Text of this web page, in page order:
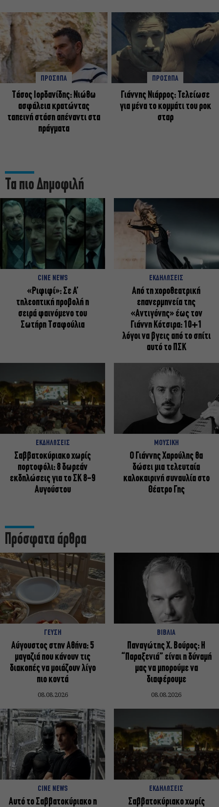
ΠΡΟΣΩΠΑ
Tάσος Ιορδανίδης: Νιώθω
ασφάλεια κρατώντας
ταπεινή στάση απέναντι στα
πράγματα
ΠΡΟΣΩΠΑ
Γιάννης Νιάρρος: Τελείωσε
για μένα το κομμάτι του ροκ
σταρ
Τα πιο Δημοφιλή
CINE NEWS
«Ριφιφί»: Σε Α’
τηλεοπτική προβολή η
σειρά φαινόμενο του
Σωτήρη Τσαφούλια
ΕΚΔΗΛΩΣΕΙΣ
Από τη χοροθεατρική
επανερμηνεία της
«Αντιγόνης» έως τον
Γιάννη Κότσιρα: 10+1
λόγοι να βγεις από το σπίτι
αυτό το ΠΣΚ
ΕΚΔΗΛΩΣΕΙΣ
Σαββατοκύριακο χωρίς
πορτοφόλι: 8 δωρεάν
εκδηλώσεις για το ΣΚ 8-9
Αυγούστου
ΜΟΥΣΙΚΗ
Ο Γιάννης Χαρούλης θα
δώσει μια τελευταία
καλοκαιρινή συναυλία στο
Θέατρο Γης
Πρόσφατα άρθρα
ΓΕΥΣΗ
Αύγουστος στην Αθήνα: 5
μαγαζιά που κάνουν τις
διακοπές να μοιάζουν λίγο
πιο κοντά
08.08.2026
ΒΙΒΛΙΑ
Παναγώτης Χ. Βούρος: Η
“Παραξενιά” είναι η δύναμή
μας να μπορούμε να
διαφέρουμε
08.08.2026
CINE NEWS
Αυτό το Σαββατοκύριακο η
ΕΚΔΗΛΩΣΕΙΣ
Σαββατοκύριακο χωρίς